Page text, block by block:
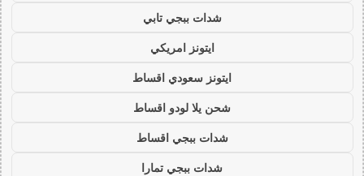
شدات ببجي تابي
ايتونز امريكي
ايتونز سعودي اقساط
شحن يلا لودو اقساط
شدات ببجي اقساط
شدات ببجي تمارا